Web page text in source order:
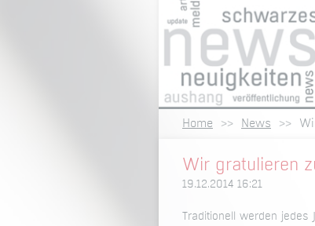
Home News
Wir gratulieren
19.12.2014 16:21
Traditionell werden